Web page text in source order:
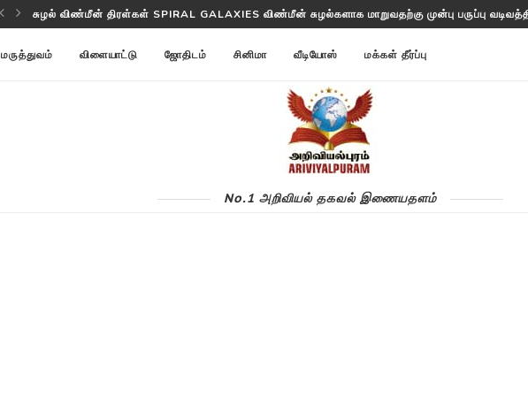
அன்னோம் கிட்டத்தட்ட ANNOM LISTS PROTEINS 2 மில்லியன் புரதங்களை பட்டியலிடுகிறது!
மருத்துவம் விளையாட்டு ஜோதிடம் சினிமா வீடியோஸ் மக்கள் தீர்ப்பு
No.1 அறிவியல் தகவல் இணையதளம்